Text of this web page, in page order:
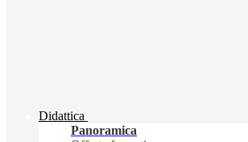
Didattica
Panoramica